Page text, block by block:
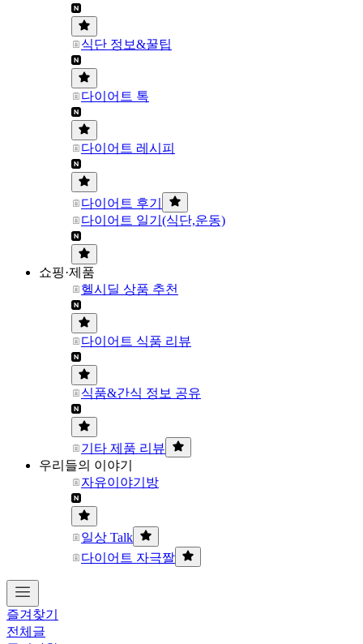
식단 정보&꿀팁
다이어트 톡
다이어트 레시피
다이어트 후기
다이어트 일기(식단,운동)
쇼핑·제품
헬시딜 상품 추천
다이어트 식품 리뷰
식품&간식 정보 공유
기타 제품 리뷰
우리들의 이야기
자유이야기방
일상 Talk
다이어트 자극짤
즐겨찾기
전체글